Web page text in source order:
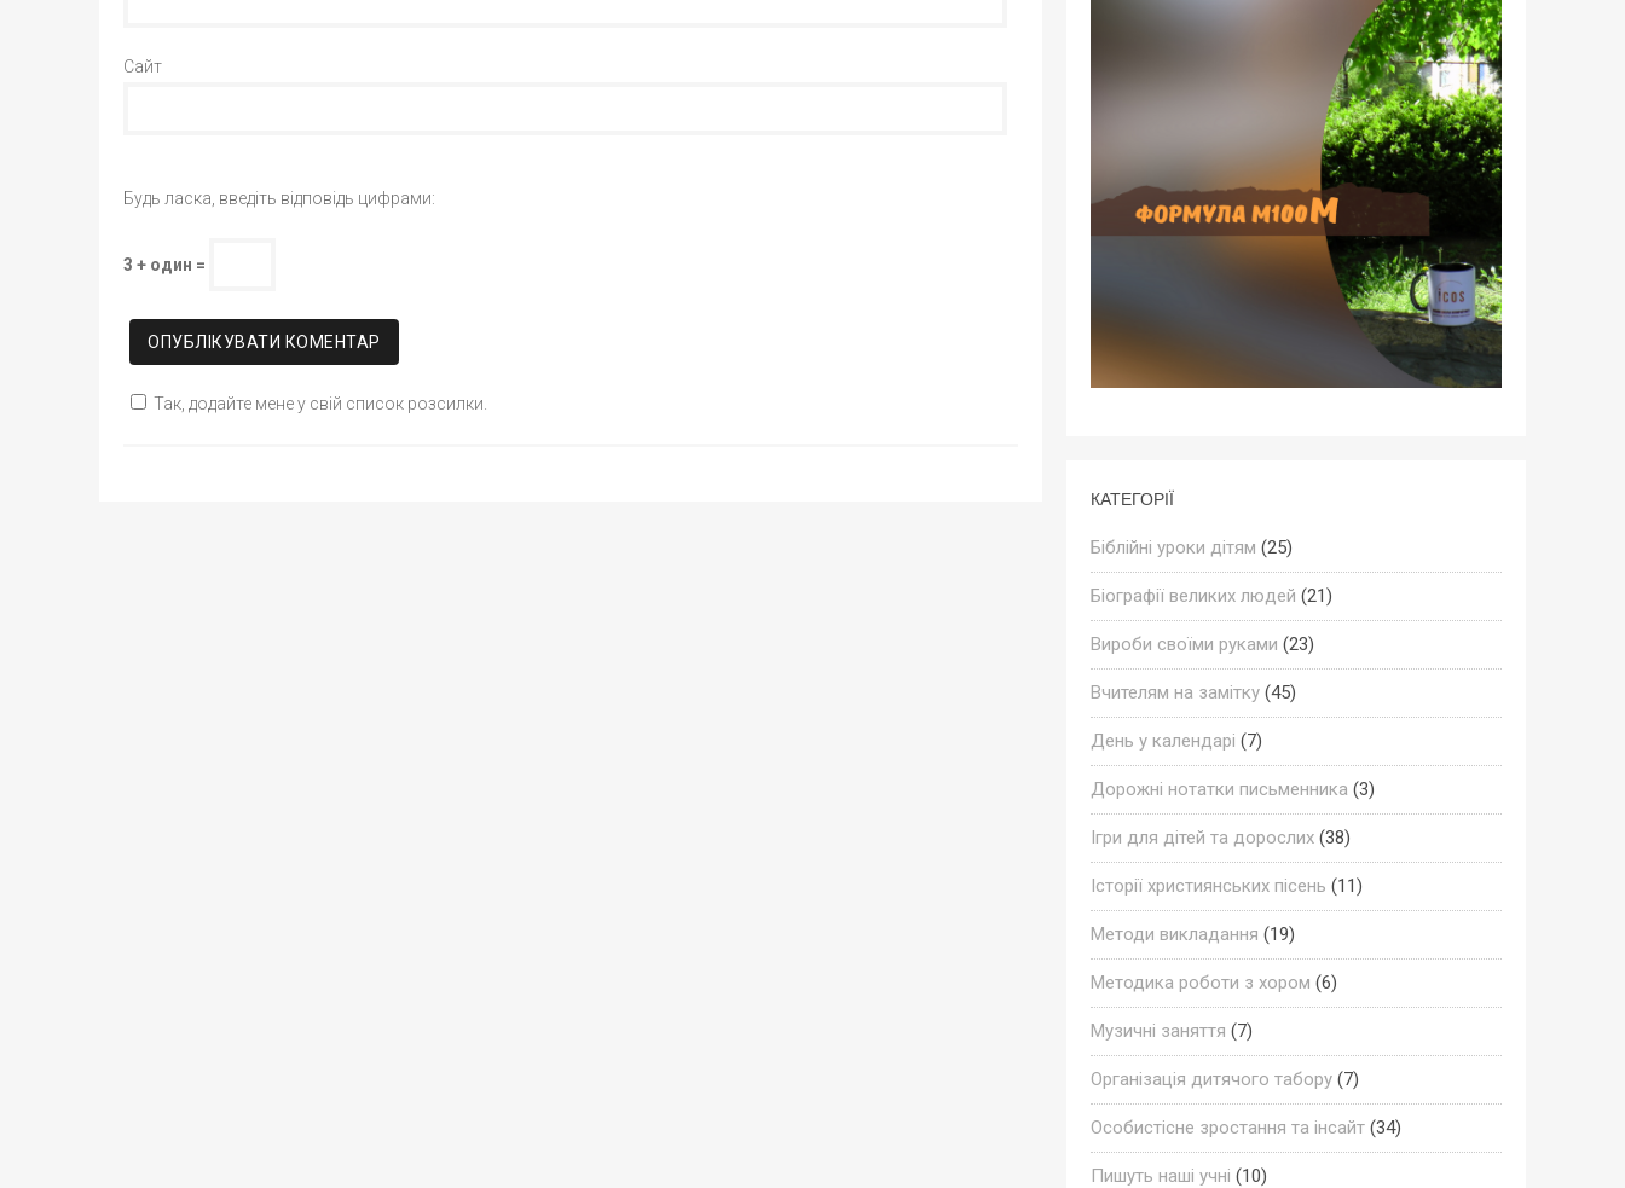
Сайт
Будь ласка, введіть відповідь цифрами:
3 + один =
Так, додайте мене у свій список розсилки.
КАТЕГОРІЇ
Біблійні уроки дітям (25)
Біографії великих людей (21)
Вироби своїми руками (23)
Вчителям на замітку(45)
День у календарі (7)
Дорожні нотатки письменника (3)
Ігри для дітей та дорослих(38)
Історії християнських пісень (11)
Методи викладання (19)
Методика роботи з хором (6)
Музичні заняття (7)
Організація дитячого табору(7)
Особистісне зростання та інсайт(34)
Пишуть наші учні (10)